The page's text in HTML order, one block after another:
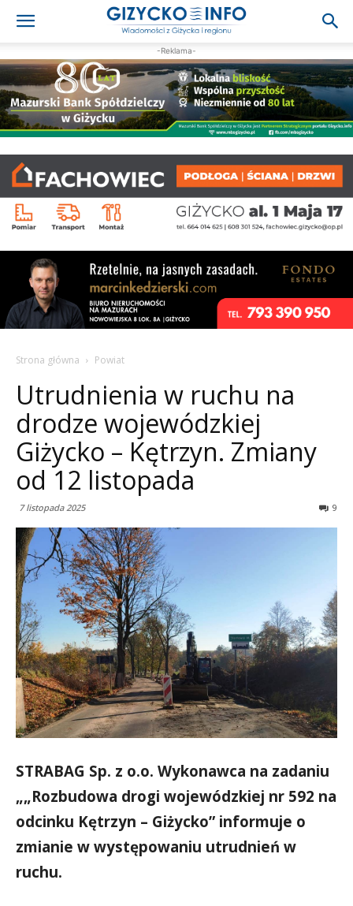
-Reklama-
Strona główna Powiat
Utrudnienia w ruchu na
drodze wojewódzkiej
Giżycko – Kętrzyn. Zmiany
od 12 listopada
7 listopada 2025 9
STRABAG Sp. z o.o. Wykonawca na zadaniu
„„Rozbudowa drogi wojewódzkiej nr 592 na
odcinku Kętrzyn – Giżycko” informuje o
zmianie w występowaniu utrudnień w
ruchu.